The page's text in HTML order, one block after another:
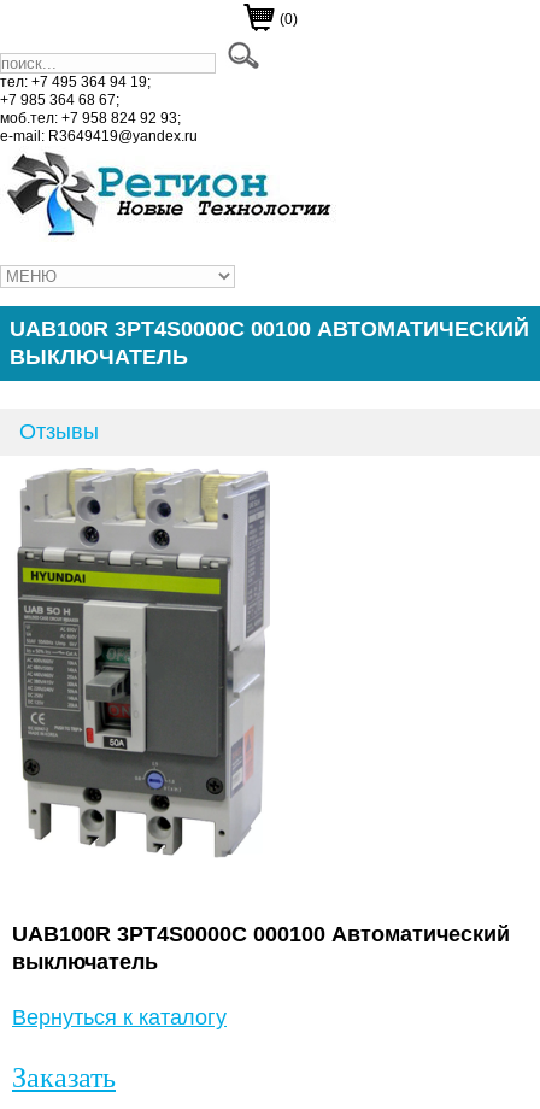
(0)
тел: +7 495 364 94 19;
+7 985 364 68 67;
моб.тел: +7 958 824 92 93;
e-mail: R3649419@yandex.ru
UAB100R 3PT4S0000C 00100 АВТОМАТИЧЕСКИЙ
ВЫКЛЮЧАТЕЛЬ
Отзывы
UAB100R 3PT4S0000C 000100 Автоматический
выключатель
Вернуться к каталогу
Заказать